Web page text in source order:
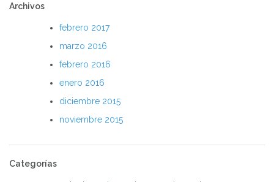
Archivos
febrero 2017
marzo 2016
febrero 2016
enero 2016
diciembre 2015
noviembre 2015
Categorías